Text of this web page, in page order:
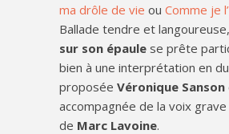
ma drôle de vie ou Comme je
Ballade tendre et langoureuse,
sur son épaule se prête
bien à une interprétation en
proposée Véronique Sanson
accompagnée de la voix
de Marc Lavoine.